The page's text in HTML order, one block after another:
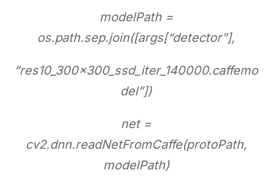
modelPath =
os.path.sep.join([args[“detector”],
“res10_300x300_ssd_iter_140000.caffemo
del”])
net =
cv2.dnn.readNetFromCaffe(protoPath,
modelPath)